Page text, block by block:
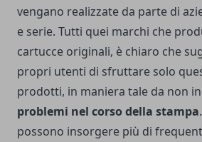
vengano realizzate da parte di
e serie. Tutti quei marchi che
cartucce originali, è chiaro che
propri utenti di sfruttare solo
prodotti, in maniera tale da non
problemi nel corso della stampa
possono insorgere più di